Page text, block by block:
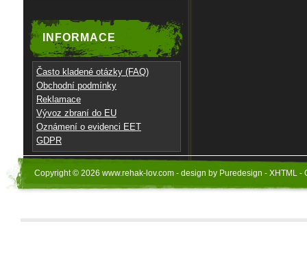
INFORMACE
Často kladené otázky (FAQ)
Obchodní podmínky
Reklamace
Vývoz zbraní do EU
Oznámení o evidenci EET
GDPR
Copyright © 2026 www.rehak-lov.com - design by Puredesign - XHTML -